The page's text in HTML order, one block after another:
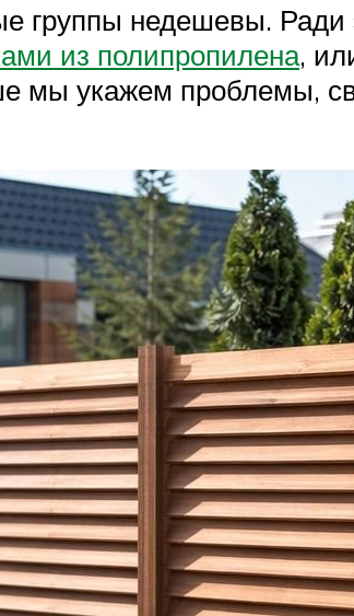
группы недешевы.
из полипропилена,
мы укажем проблемы,